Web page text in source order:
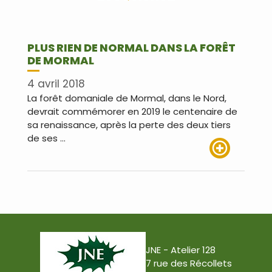
PLUS RIEN DE NORMAL DANS LA FORÊT
DE MORMAL
4 avril 2018
La forêt domaniale de Mormal, dans le Nord,
devrait commémorer en 2019 le centenaire de
sa renaissance, après la perte des deux tiers
de ses …
JNE - Atelier 128
7 rue des Récollets